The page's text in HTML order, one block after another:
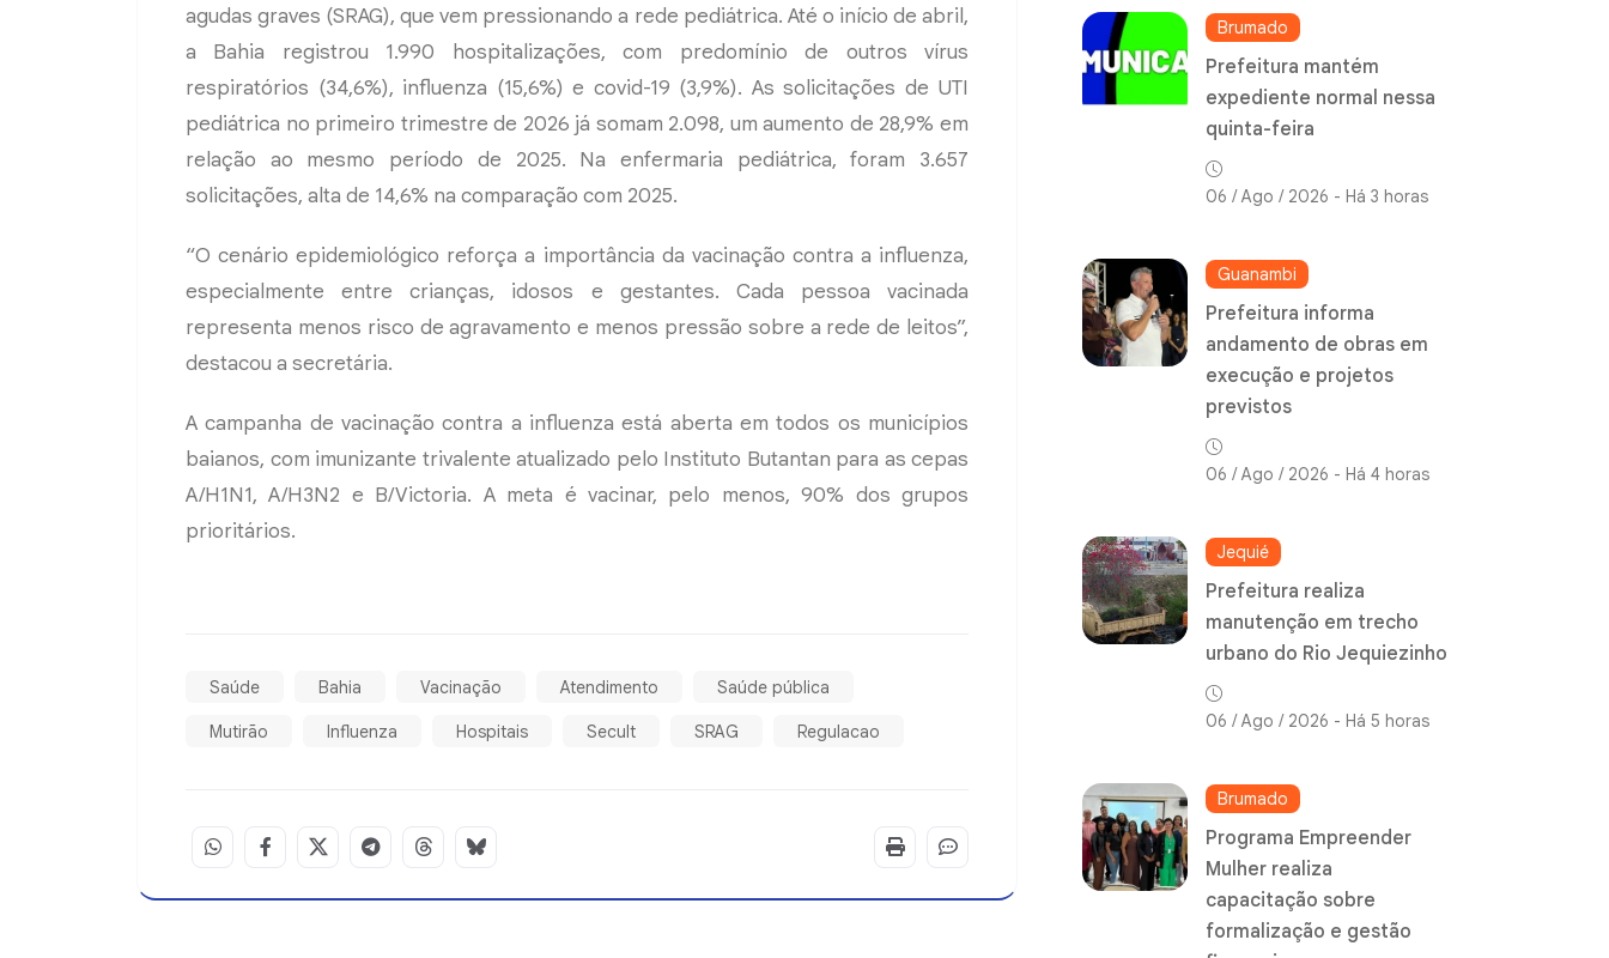
agudas graves (SRAG), que vem pressionando a rede pediátrica. Até o início de abril,
a Bahia registrou 1.990 hospitalizações, com predomínio de outros vírus
respiratórios (34,6%), influenza (15,6%) e covid-19 (3,9%). As solicitações de UTI
pediátrica no primeiro trimestre de 2026 já somam 2.098, um aumento de 28,9% em
relação ao mesmo período de 2025. Na enfermaria pediátrica, foram 3.657
solicitações, alta de 14,6% na comparação com 2025.
“O cenário epidemiológico reforça a importância da vacinação contra a influenza,
especialmente entre crianças, idosos e gestantes. Cada pessoa vacinada
representa menos risco de agravamento e menos pressão sobre a rede de leitos”,
destacou a secretária.
A campanha de vacinação contra a influenza está aberta em todos os municípios
baianos, com imunizante trivalente atualizado pelo Instituto Butantan para as cepas
A/H1N1, A/H3N2 e B/Victoria. A meta é vacinar, pelo menos, 90% dos grupos
prioritários.
Saúde Bahia Vacinação Atendimento Saúde pública
Mutirão Influenza Hospitais Secult SRAG Regulacao
Brumado
Prefeitura mantém
expediente normal nessa
quinta-feira
06 / Ago / 2026 - Há 3 horas
Guanambi
Prefeitura informa
andamento de obras em
execução e projetos
previstos
06 / Ago / 2026 - Há 4 horas
Jequié
Prefeitura realiza
manutenção em trecho
urbano do Rio Jequiezinho
06 / Ago / 2026 - Há 5 horas
Brumado
Programa Empreender
Mulher realiza
capacitação sobre
formalização e gestão